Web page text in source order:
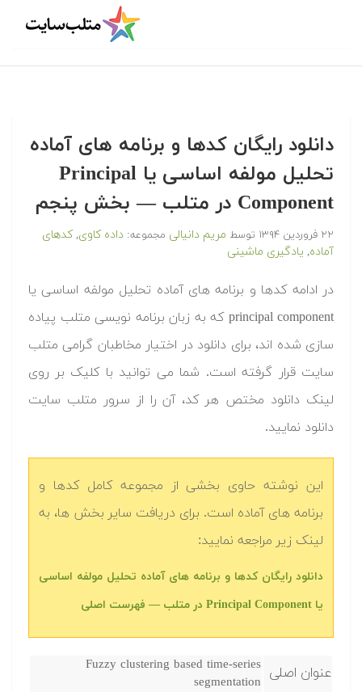
دانلود رایگان کدها و برنامه های آماده
تحلیل مولفه اساسی یا Principal
Component در متلب‬‬ — بخش پنجم
۲۲ فروردین ۱۳۹۴ توسط مریم دانیالی مجموعه: داده کاوی,کدهای
آماده, یادگیری ماشینی
‫در ادامه کدها و برنامه های آماده تحلیل مولفه اساسی یا
principal component که به زبان برنامه نویسی متلب پیاده
سازی شده اند، برای دانلود در اختیار مخاطبان گرامی متلب
سایت قرار گرفته است. شما می توانید با کلیک بر روی
لینک دانلود مختص هر کد، آن را از سرور متلب سایت
دانلود نمایید.‬
این نوشته حاوی بخشی از مجموعه کامل کدها و
برنامه های آماده است. برای دریافت سایر بخش ها، به
لینک زیر مراجعه نمایید:
دانلود رایگان کدها و برنامه های آماده تحلیل مولفه اساسی
یا Principal Component در متلب‬‬ — فهرست اصلی
عنوان اصلی Fuzzy clustering based time-series
segmentation